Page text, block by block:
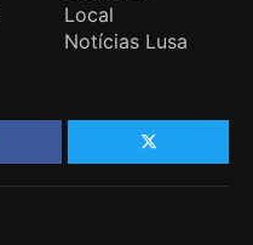
Local
Notícias Lusa